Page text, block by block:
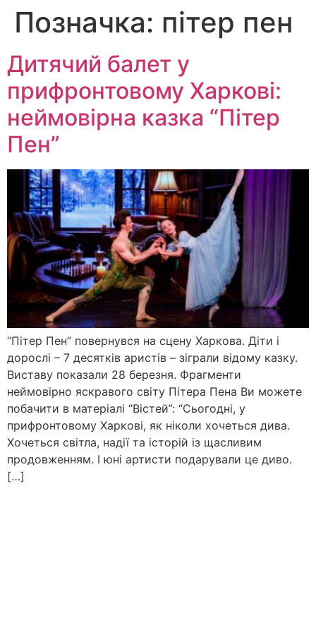
Перейти
Позначка: пітер пен
Дитячий балет у
прифронтовому Харкові:
неймовірна казка “Пітер
Пен”
“Пітер Пен” повернувся на сцену Харкова. Діти і
дорослі – 7 десятків аристів – зіграли відому казку.
Виставу показали 28 березня. Фрагменти
неймовірно яскравого світу Пітера Пена Ви можете
побачити в матеріалі “Вістей”: “Сьогодні, у
прифронтовому Харкові, як ніколи хочеться дива.
Хочеться світла, надії та історій із щасливим
продовженням. І юні артисти подарували це диво.
[…]